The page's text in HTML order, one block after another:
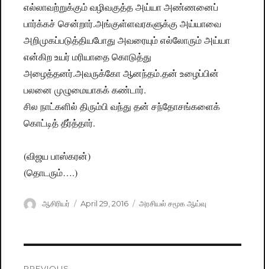
எல்லாவற்றுக்கும் வழிவகுத்த அய்யா அண்ணனைப்
பார்க்கச் சென்றார்.அங்குள்ளவரகளுக்கு அய்யாவை
அறிமுகப்படுத்தியபோது அவரையும் எல்லோரும் அய்யா
என்கிற உயர் மரியாதை கொடுத்து
அழைத்தனர்.அவருக்கோ ஆனந்தம்.தன் உழைப்பின்
பலனை முழுமையாகக் கண்டார்.
சில நாட்களில் திரும்பி வந்து தன் சந்தோசங்களைக்
கொட்டித் தீர்த்தார்.
(விஜய பாஸ்கரன்)
(தொடரும்….)
Author
ஆசிரியர்
Posted
April 29, 2016 Categories
அரசியல் சமூக ஆய்வு